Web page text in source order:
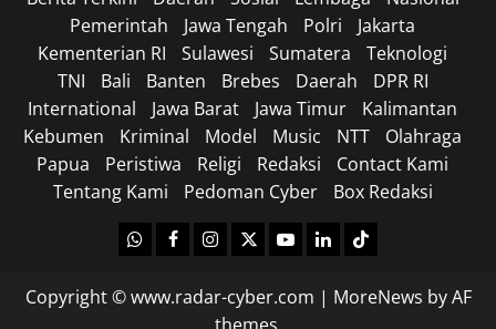
Pemerintah
Jawa Tengah Polri
Jakarta
Kementerian RI
Sulawesi Sumatera
Teknologi
TNI
Bali Banten Brebes Daerah
DPR RI
International
Jawa Barat Jawa Timur
Kalimantan
Kebumen
Kriminal Model Music NTT
Olahraga
Papua
Peristiwa Religi Redaksi
Contact Kami
Tentang Kami
Pedoman Cyber Box Redaksi
WhatsApp
Facebook
Instagram
X YoutubelinkedinTiktok
Copyright © www.radar-cyber.com | MoreNews by AF